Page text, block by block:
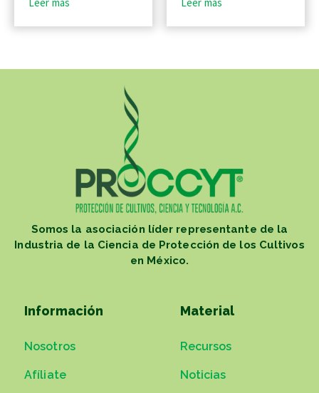
Somos la asociación líder representante de la
Industria de la Ciencia de Protección de los Cultivos
en México.
Información
Nosotros
Afíliate
Material
Recursos
Noticias